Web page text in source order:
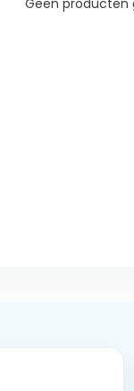
Geen producten